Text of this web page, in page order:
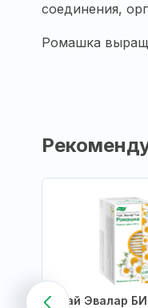
соединения,
Ромашка
Чай Эвалар